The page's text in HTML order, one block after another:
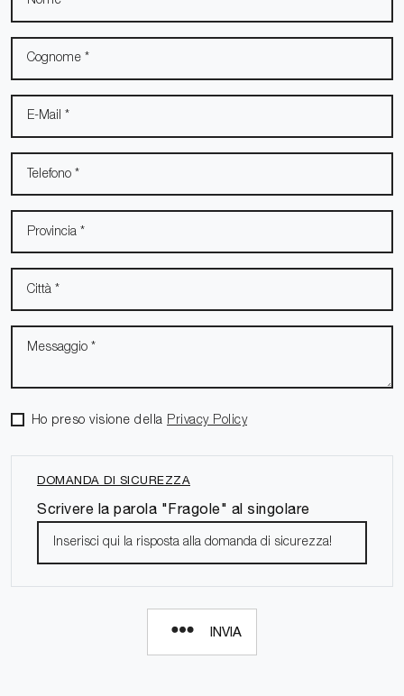
Ho preso visione della Privacy Policy
DOMANDA DI SICUREZZA
Scrivere la parola "Fragole" al singolare
INVIA